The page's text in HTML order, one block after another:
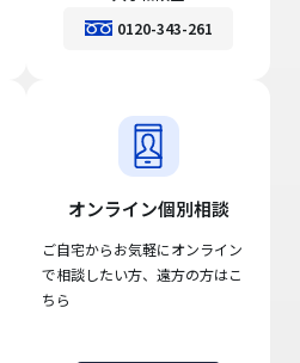
0120-343-261
オンライン個別相談
ご自宅からお気軽にオンライン
で相談したい方、遠方の方はこ
ちら